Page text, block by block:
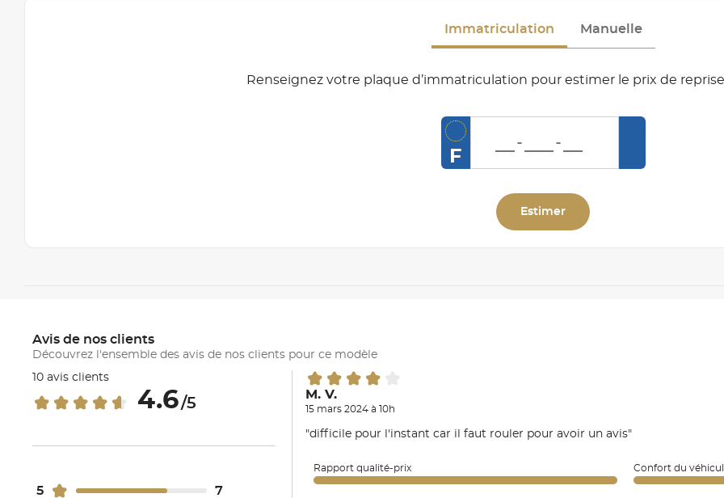
Immatriculation Manuelle
Renseignez votre plaque d’immatriculation pour estimer le prix de
F
Estimer
Avis de nos clients
Découvrez l'ensemble des avis de nos clients pour ce modèle
10 avis clients
4.6/5
5
7
M. V.
15 mars 2024 à 10h
"difficile pour l'instant car il faut rouler pour avoir un avis"
Rapport qualité-prix Confort du